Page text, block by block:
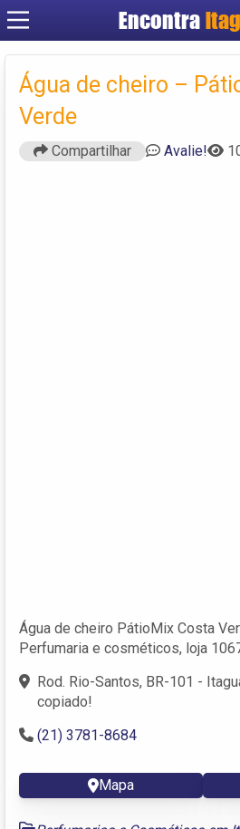
Encontra
Criar
Água de cheiro –
Verde
Compartilhar Avalie!
Água de cheiro PátioMix Costa
Perfumaria e cosméticos, loja
Rod. Rio-Santos, BR-101 -
copiado!
(21) 3781-8684
Mapa